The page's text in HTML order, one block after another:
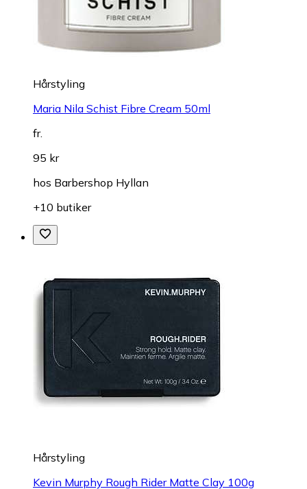
Hårstyling
Maria Nila Schist Fibre Cream 50ml
fr.
95 kr
hos Barbershop Hyllan
+10 butiker
Hårstyling
Kevin Murphy Rough Rider Matte Clay 100g